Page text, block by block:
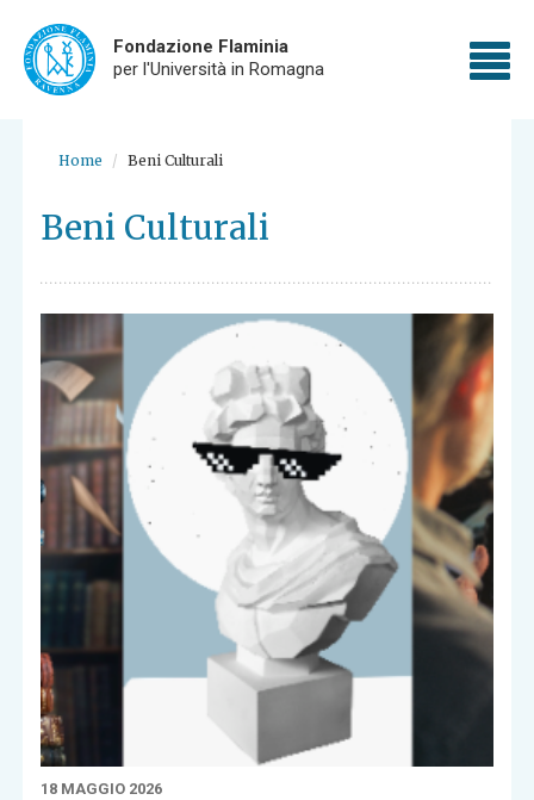
Fondazione Flaminia
per l'Università in Romagna
Home Beni Culturali
Beni Culturali
18 MAGGIO 2026